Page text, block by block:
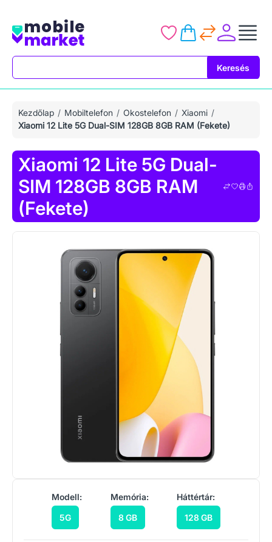
Keresés
Kezdőlap Mobiltelefon Okostelefon
Xiaomi
Xiaomi 12 Lite 5G Dual-SIM 128GB 8GB RAM (Fekete)
Xiaomi 12 Lite 5G Dual-
SIM 128GB 8GB RAM
(Fekete)
Modell:
5G
Memória:
8 GB
Háttértár:
128 GB